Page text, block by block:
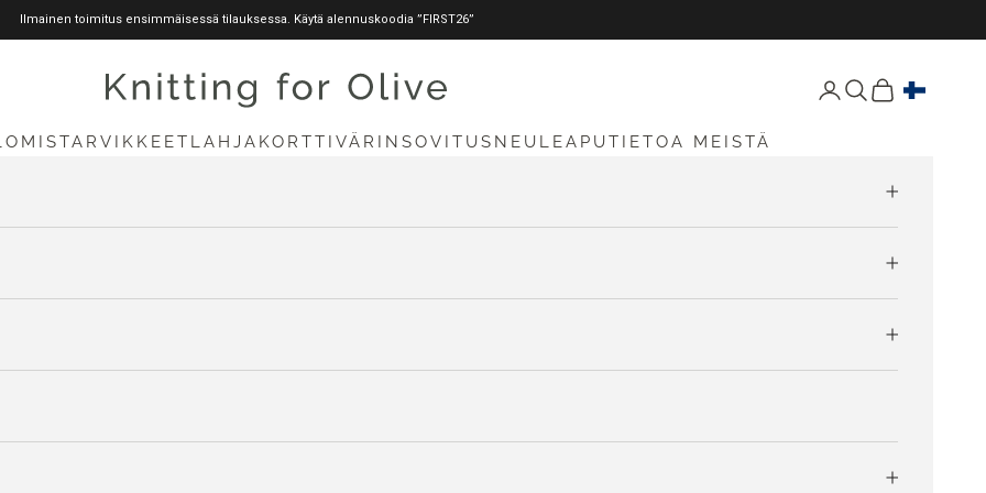
Ilmainen toimitus ensimmäisessä tilauksessa. Käytä alennuskoodia ”FIRST26”
knittingforolive.com Avaa tili -sivu
Avaa haku
Avaa ostoskori
LAHJAKORTTI VÄRINSOVITUS NEULEAPUTIETOA MEISTÄ